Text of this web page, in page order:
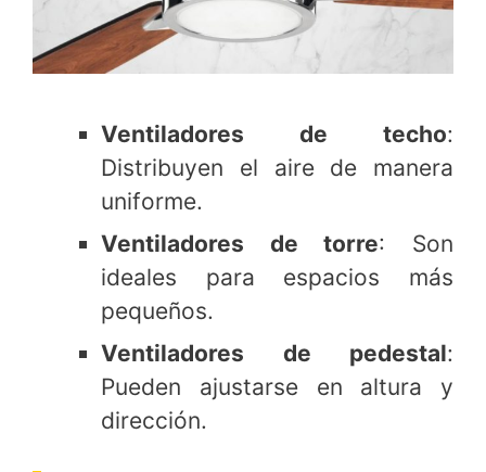
Ventiladores de techo:
Distribuyen el aire de manera
uniforme.
Ventiladores de torre: Son
ideales para espacios más
pequeños.
Ventiladores de pedestal:
Pueden ajustarse en altura y
dirección.